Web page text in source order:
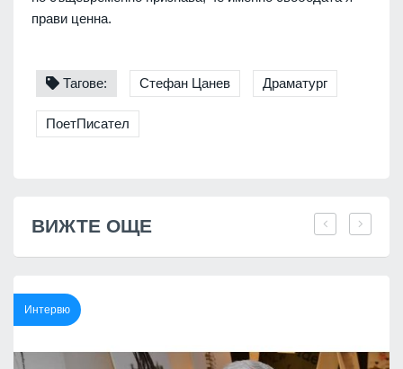
прави ценна.
Тагове: Стефан Цанев Драматург
ПоетПисател
ВИЖТЕ ОЩЕ
Интервю